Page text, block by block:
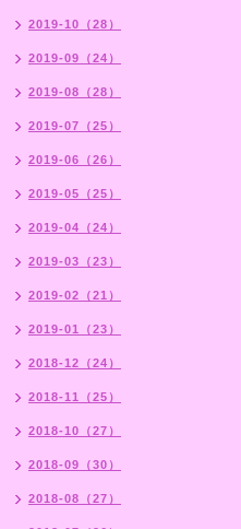
2019-10（28）
2019-09（24）
2019-08（28）
2019-07（25）
2019-06（26）
2019-05（25）
2019-04（24）
2019-03（23）
2019-02（21）
2019-01（23）
2018-12（24）
2018-11（25）
2018-10（27）
2018-09（30）
2018-08（27）